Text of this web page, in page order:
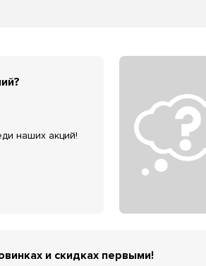
наших акций!
и скидках первыми!